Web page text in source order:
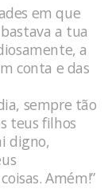
em que
a tua
a
conta e das
sempre tão
teus filhos
digno,
Amém!”